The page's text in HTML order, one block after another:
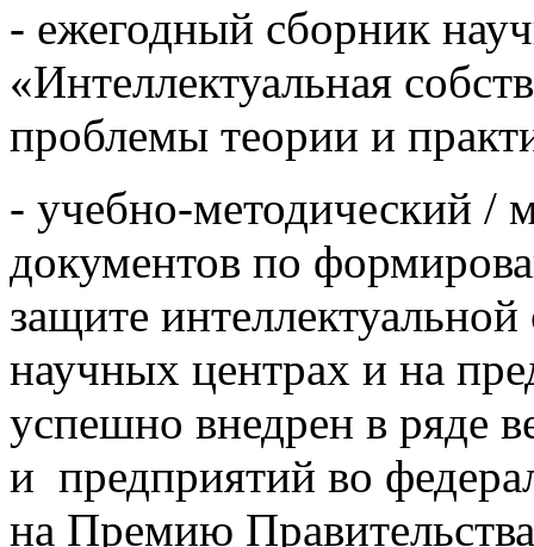
- ежегодный сборник
«Интеллектуальная
проблемы теории и
- учебно-методический /
документов по
защите
научных центрах и на
успешно внедрен в ряде
и предприятий во
на Премию